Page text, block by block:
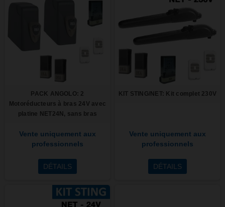
PACK ANGOLO: 2
Motoréducteurs à bras 24V avec
platine NET24N, sans bras
Vente uniquement aux
professionnels
DÉTAILS
KIT STING/NET: Kit complet 230V
Vente uniquement aux
professionnels
DÉTAILS